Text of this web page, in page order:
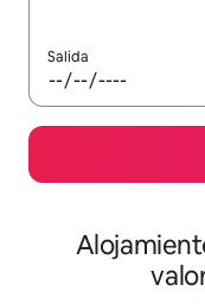
Salida